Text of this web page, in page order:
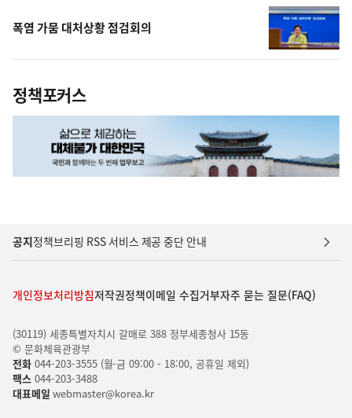
폭염 가뭄 대처상황 점검회의
정책포커스
공지정책브리핑 RSS 서비스 제공 중단 안내
개인정보처리방침저작권정책이메일 수집거부자주 묻는 질문(FAQ)
(30119) 세종특별자치시 갈매로 388 정부세종청사 15동
© 문화체육관광부
전화044-203-3555 (월-금 09:00 - 18:00, 공휴일 제외)
팩스 044-203-3488
대표메일 webmaster@korea.kr